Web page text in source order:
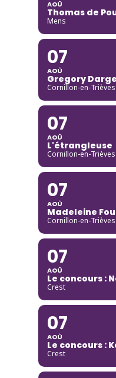
AOÛ
Thomas de
Mens
07
AOÛ
Gregory
Cornillon-en-Trièves
07
AOÛ
L'étrangleuse
Cornillon-en-Trièves
07
AOÛ
Madeleine
Cornillon-en-Trièves
07
AOÛ
Le concours :
Crest
07
AOÛ
Le concours :
Crest